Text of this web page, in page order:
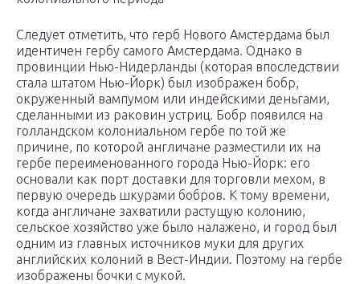
Следует отметить, что герб Нового Амстердама был
идентичен гербу самого Амстердама. Однако в
провинции Нью-Нидерланды (которая впоследствии
стала штатом Нью-Йорк) был изображен бобр,
окруженный вампумом или индейскими деньгами,
сделанными из раковин устриц. Бобр появился на
голландском колониальном гербе по той же
причине, по которой англичане разместили их на
гербе переименованного города Нью-Йорк: его
основали как порт доставки для торговли мехом, в
первую очередь шкурами бобров. К тому времени,
когда англичане захватили растущую колонию,
сельское хозяйство уже было налажено, и город был
одним из главных источников муки для других
английских колоний в Вест-Индии. Поэтому на гербе
изображены бочки с мукой.